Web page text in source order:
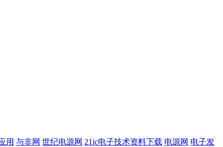
用 与非网 世纪电源网 21ic电子技术资料下载 电源网 电子发